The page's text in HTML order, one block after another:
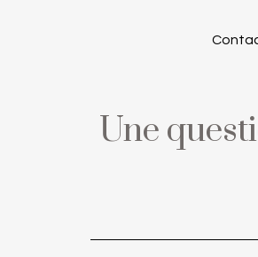
Une